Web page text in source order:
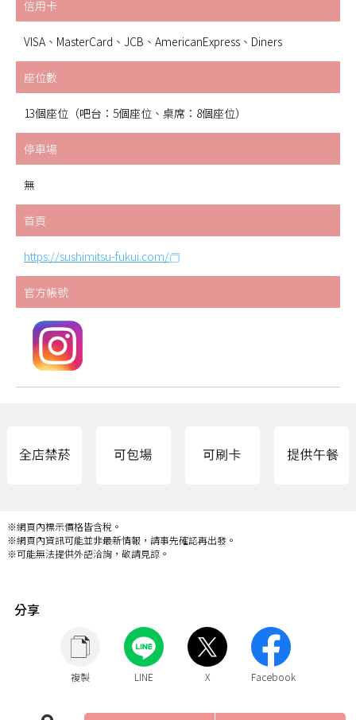
信用卡
VISA、MasterCard、JCB、AmericanExpress、Diners
座位數
13個座位（吧台：5個座位、桌席：8個座位）
停車場
無
首頁
https://sushimitsu-fukui.com/
官方帳號
※網頁內標示價格皆含稅。
※網頁內資訊可能並非最新情報，請事先確認再出發。
※可能無法提供外語洽詢，敬請見諒。
分享
複製 LINE X Facebook